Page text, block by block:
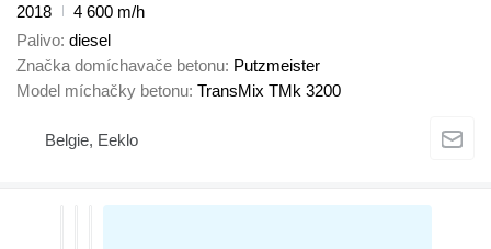
2018
4 600 m/h
Palivo diesel
Značka domíchavače betonu Putzmeister
Model míchačky betonu TransMix TMk 3200
Belgie, Eeklo